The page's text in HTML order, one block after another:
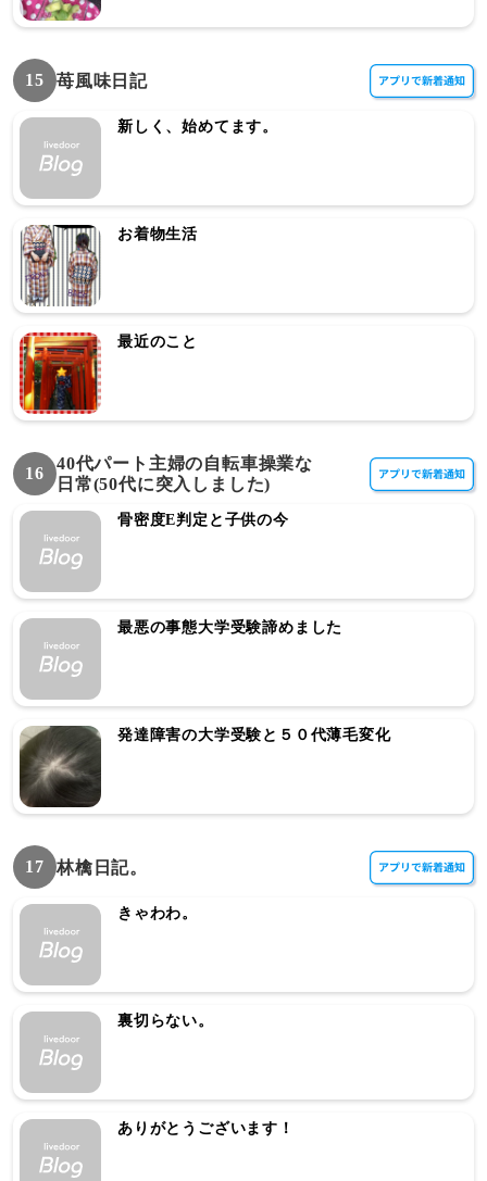
15 苺風味日記
新しく、始めてます。
お着物生活
最近のこと
16
40代パート主婦の自転車操業な
日常(50代に突入しました)
骨密度E判定と子供の今
最悪の事態大学受験諦めました
発達障害の大学受験と５０代薄毛変化
17 林檎日記。
きゃわわ。
裏切らない。
ありがとうございます！